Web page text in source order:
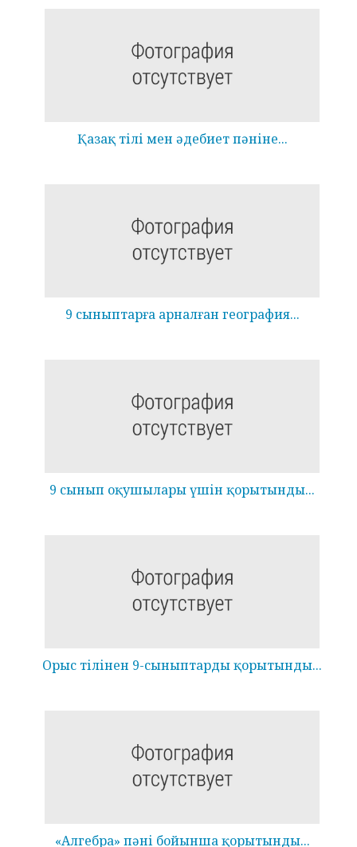
Қазақ тілі мен әдебиет пәніне...
9 сыныптарға арналған география...
9 сынып оқушылары үшін қорытынды...
Орыс тілінен 9-сыныптарды қорытынды...
«Алгебра» пәні бойынша қорытынды...